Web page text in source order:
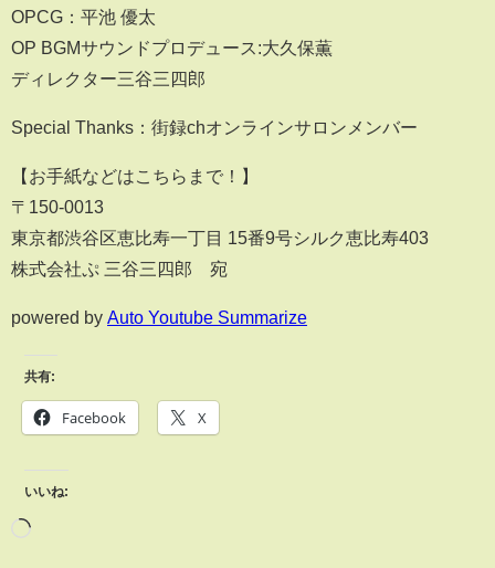
OPCG：平池 優太
OP BGMサウンドプロデュース:大久保薫
ディレクター三谷三四郎
Special Thanks：街録chオンラインサロンメンバー
【お手紙などはこちらまで！】
〒150-0013
東京都渋谷区恵比寿一丁目 15番9号シルク恵比寿403
株式会社ぷ 三谷三四郎 宛
powered by Auto Youtube Summarize
共有:
Facebook X
いいね: